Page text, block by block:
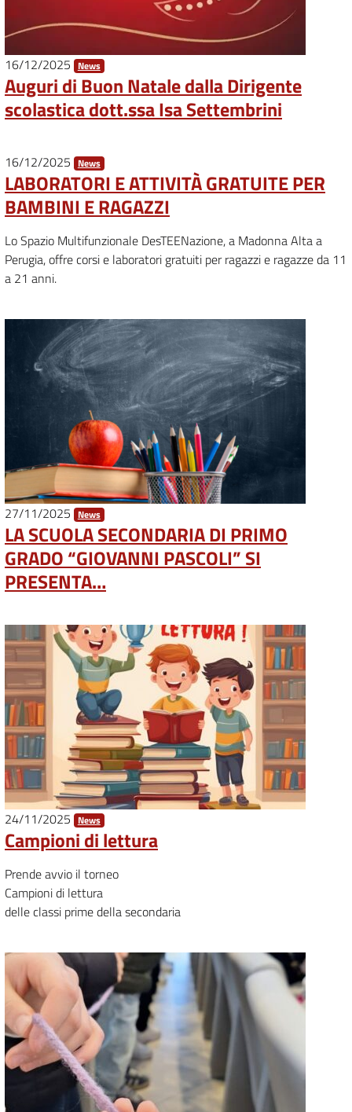
16/12/2025 News
Auguri di Buon Natale dalla Dirigente
scolastica dott.ssa Isa Settembrini
16/12/2025 News
LABORATORI E ATTIVITÀ GRATUITE PER
BAMBINI E RAGAZZI
Lo Spazio Multifunzionale DesTEENazione, a Madonna Alta a
Perugia, offre corsi e laboratori gratuiti per ragazzi e ragazze da 11
a 21 anni.
27/11/2025 News
LA SCUOLA SECONDARIA DI PRIMO
GRADO “GIOVANNI PASCOLI” SI
PRESENTA…
24/11/2025 News
Campioni di lettura
Prende avvio il torneo
Campioni di lettura
delle classi prime della secondaria